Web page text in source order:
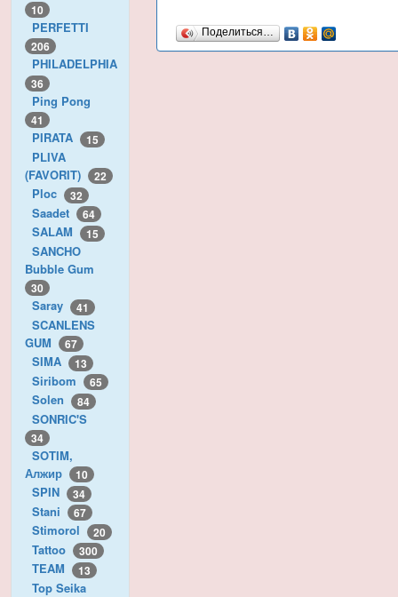
10
PERFETTI
206
PHILADELPHIA
36
Ping Pong
41
PIRATA 15
PLIVA
(FAVORIT)
22
Ploc 32
Saadet 64
SALAM 15
SANCHO
Bubble Gum
30
Saray 41
SCANLENS
GUM
67
SIMA 13
Siribom 65
Solen 84
SONRIC'S
34
SOTIM,
Алжир
10
SPIN 34
Stani 67
Stimorol 20
Tattoo 300
TEAM 13
Top Seika
Поделиться…